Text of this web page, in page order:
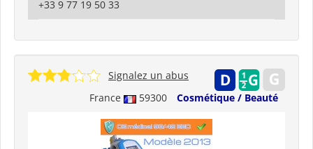
+33 9 77 19 50 33
France 59300 Cosmétique / Beauté
Signalez un abus